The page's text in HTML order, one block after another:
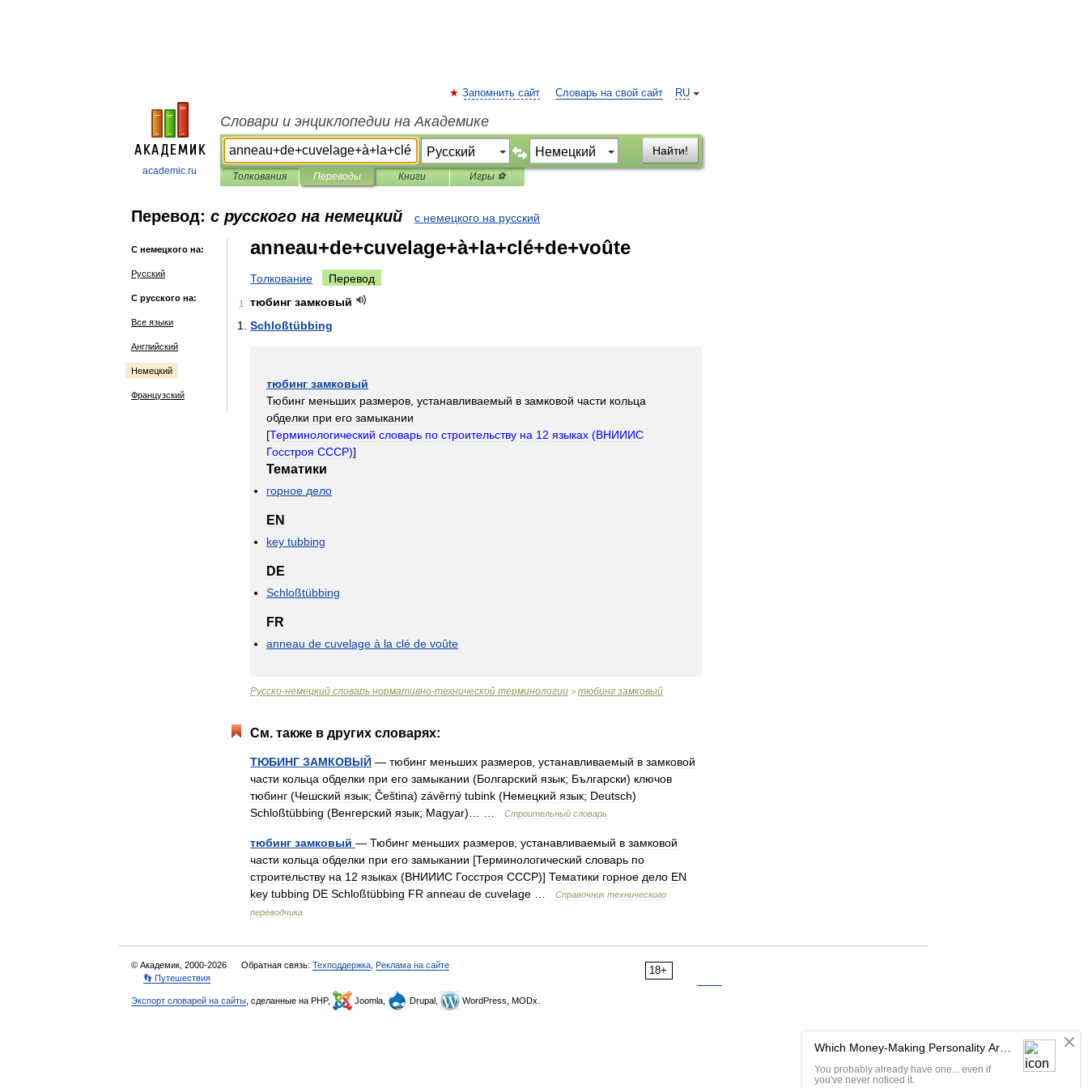
academic.ru
RU
Запомнить сайт Словарь на свой сайт
Словари и энциклопедии на Академике
Найти!
Толкования Переводы Книги Игры ⚽
Перевод: с русского на немецкий с немецкого на русский
С немецкого на:
Русский
С русского на:
Все языки
Английский
Немецкий
Французский
anneau+de+cuvelage+à+la+clé+de+voûte
Толкование Перевод
1 тюбинг замковый
Schloßtübbing
тюбинг замковый
Тюбинг меньших размеров устанавливаемый в замковой части кольца
обделки при его замыкании
[Терминологический словарь по строительству на 12 языках (ВНИИИС
Госстроя СССР)]
Тематики
горное дело
EN
key tubbing
DE
Schloßtübbing
FR
anneau de cuvelage à la clé de voûte
Русско-немецкий словарь нормативно-технической терминологии > тюбинг замковый
См. также в других словарях:
ТЮБИНГ ЗАМКОВЫЙ — тюбинг меньших размеров устанавливаемый в замковой
части кольца обделки при его замыкании (Болгарский язык; Български) ключов
тюбинг (Чешский язык; Čeština) závěrný tubink (Немецкий язык; Deutsch)
Schloßtübbing (Венгерский язык; Magyar)… … Строительный словарь
тюбинг замковый — Тюбинг меньших размеров устанавливаемый в замковой
части кольца обделки при его замыкании [Терминологический словарь по
строительству на 12 языках (ВНИИИС Госстроя СССР)] Тематики горное дело EN
key tubbing DE Schloßtübbing FR anneau de cuvelage Справочник технического
переводчика
18+
© Академик, 2000-2026 Обратная связь: Техподдержка Реклама на сайте
👣 Путешествия
Экспорт словарей на сайты , сделанные на PHP, Joomla, Drupal, WordPress, MODx.